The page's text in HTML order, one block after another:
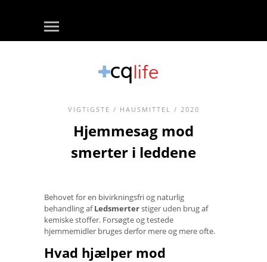
VIGTIGSTE / HAUSMITTEL / 2020
Hjemmesag mod
smerter i leddene
Behovet for en bivirkningsfri og naturlig
behandling afLedsmerterstiger uden brug af
kemiske stoffer. Forsøgte og testede
hjemmemidler bruges derfor mere og mere ofte.
Hvad hjælper mod